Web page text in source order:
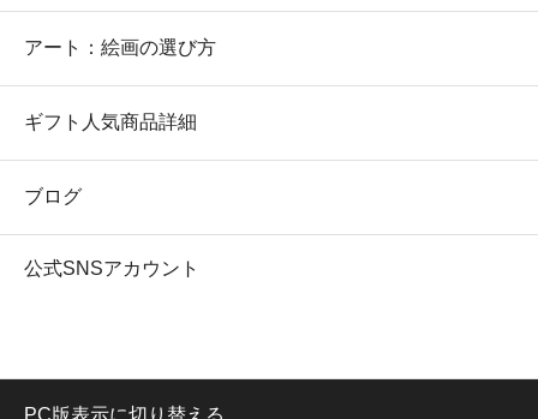
アート：絵画の選び方
ギフト人気商品詳細
ブログ
公式SNSアカウント
PC版表示に切り替える